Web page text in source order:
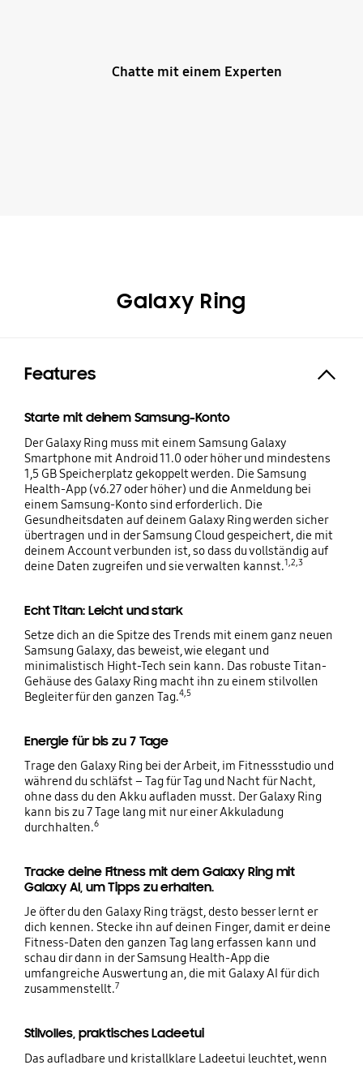
Chatte mit einem Experten
Galaxy Ring
Features
Starte mit deinem Samsung-Konto
Der Galaxy Ring muss mit einem Samsung Galaxy
Smartphone mit Android 11.0 oder höher und mindestens
1,5 GB Speicherplatz gekoppelt werden. Die Samsung
Health-App (v6.27 oder höher) und die Anmeldung bei
einem Samsung-Konto sind erforderlich. Die
Gesundheitsdaten auf deinem Galaxy Ring werden sicher
übertragen und in der Samsung Cloud gespeichert, die mit
deinem Account verbunden ist, so dass du vollständig auf
deine Daten zugreifen und sie verwalten kannst.1,2,3
Echt Titan: Leicht und stark
Setze dich an die Spitze des Trends mit einem ganz neuen
Samsung Galaxy, das beweist, wie elegant und
minimalistisch Hight-Tech sein kann. Das robuste Titan-
Gehäuse des Galaxy Ring macht ihn zu einem stilvollen
Begleiter für den ganzen Tag.4,5
Energie für bis zu 7 Tage
Trage den Galaxy Ring bei der Arbeit, im Fitnessstudio und
während du schläfst – Tag für Tag und Nacht für Nacht,
ohne dass du den Akku aufladen musst. Der Galaxy Ring
kann bis zu 7 Tage lang mit nur einer Akkuladung
durchhalten.6
Tracke deine Fitness mit dem Galaxy Ring mit
Galaxy AI, um Tipps zu erhalten.
Je öfter du den Galaxy Ring trägst, desto besser lernt er
dich kennen. Stecke ihn auf deinen Finger, damit er deine
Fitness-Daten den ganzen Tag lang erfassen kann und
schau dir dann in der Samsung Health-App die
umfangreiche Auswertung an, die mit Galaxy AI für dich
zusammenstellt.7
Stilvolles, praktisches Ladeetui
Das aufladbare und kristallklare Ladeetui leuchtet, wenn